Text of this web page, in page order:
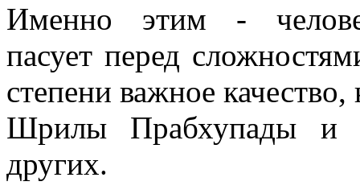
Именно этим -
пасует перед
степени важное
Шрилы Прабхупады и
других.